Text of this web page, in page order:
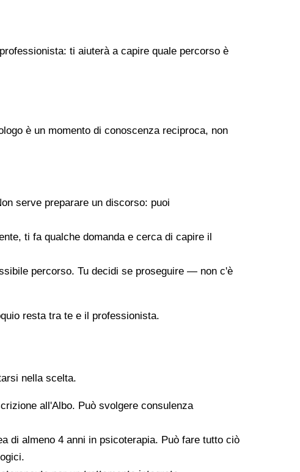
ti aiuterà a capire quale percorso è
è un momento di conoscenza reciproca, non
serve preparare un discorso: puoi
ti fa qualche domanda e cerca di capire il
percorso. Tu decidi se proseguire — non c'è
resta tra te e il professionista.
nella scelta.
all'Albo. Può svolgere consulenza
di almeno 4 anni in psicoterapia. Può fare tutto ciò